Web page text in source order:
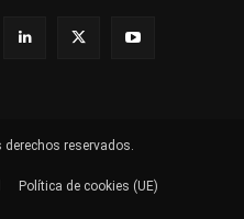
reservados.
Política de cookies (UE)